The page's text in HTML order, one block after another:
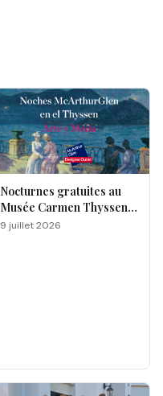
Nocturnes gratuites au
Musée Carmen Thyssen
de Málaga
9 juillet 2026